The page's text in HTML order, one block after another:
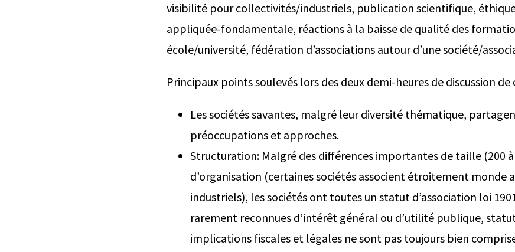
visibilité pour collectivités/industriels, publication scientifique,
appliquée-fondamentale, réactions à la baisse de qualité des
école/université, fédération d’associations autour d’une société/
Principaux points soulevés lors des deux demi-heures de discussion de
Les sociétés savantes, malgré leur diversité thématique,
préoccupations et approches.
Structuration: Malgré des différences importantes de taille (200
d’organisation (certaines sociétés associent étroitement monde
industriels), les sociétés ont toutes un statut d’association loi
rarement reconnues d’intérêt général ou d’utilité publique,
implications fiscales et légales ne sont pas toujours bien